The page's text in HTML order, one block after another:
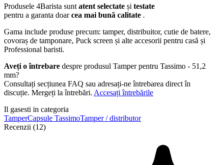
Produsele 4Barista sunt atent selectate și testate
pentru a garanta doarcea mai bună calitate .
Gama include produse precum: tamper, distribuitor, cutie de batere,
covoraș de tamponare, Puck screen și alte accesorii pentru casă și
Professional baristi.
Aveți o întrebare despre produsul Tamper pentru Tassimo - 51,2
mm?
Consultați secțiunea FAQ sau adresați-ne întrebarea direct în
discuție. Mergeți la întrebări. Accesați întrebările
Il gasesti in categoria
TamperCapsule TassimoTamper / distributor
Recenzii (12)